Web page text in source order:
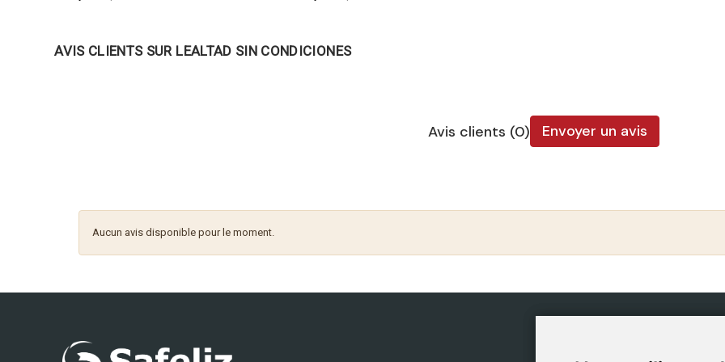
AVIS CLIENTS SUR LEALTAD SIN CONDICIONES
Avis clients (0) Envoyer un avis
Aucun avis disponible pour le moment.